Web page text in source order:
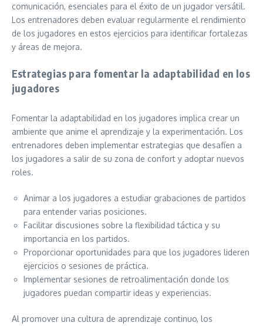
comunicación, esenciales para el éxito de un jugador versátil.
Los entrenadores deben evaluar regularmente el rendimiento
de los jugadores en estos ejercicios para identificar fortalezas
y áreas de mejora.
Estrategias para fomentar la adaptabilidad en los
jugadores
Fomentar la adaptabilidad en los jugadores implica crear un
ambiente que anime el aprendizaje y la experimentación. Los
entrenadores deben implementar estrategias que desafíen a
los jugadores a salir de su zona de confort y adoptar nuevos
roles.
Animar a los jugadores a estudiar grabaciones de partidos
para entender varias posiciones.
Facilitar discusiones sobre la flexibilidad táctica y su
importancia en los partidos.
Proporcionar oportunidades para que los jugadores lideren
ejercicios o sesiones de práctica.
Implementar sesiones de retroalimentación donde los
jugadores puedan compartir ideas y experiencias.
Al promover una cultura de aprendizaje continuo, los